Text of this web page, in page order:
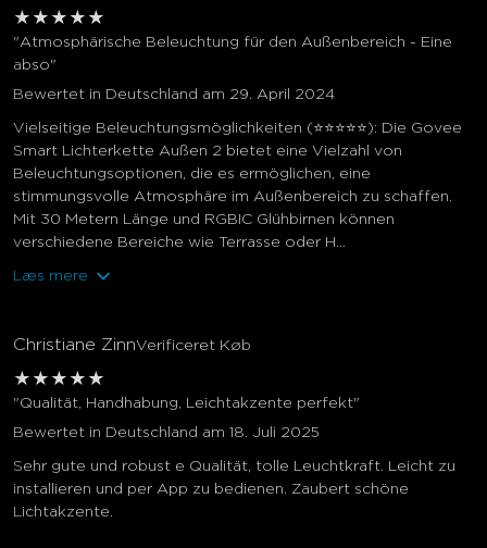
★ ★ ★ ★ ★
"Atmosphärische Beleuchtung für den Außenbereich - Eine
abso"
Bewertet in Deutschland am 29. April 2024
Vielseitige Beleuchtungsmöglichkeiten (⭐⭐⭐⭐⭐): Die Govee
Smart Lichterkette Außen 2 bietet eine Vielzahl von
Beleuchtungsoptionen, die es ermöglichen, eine
stimmungsvolle Atmosphäre im Außenbereich zu schaffen.
Mit 30 Metern Länge und RGBIC Glühbirnen können
verschiedene Bereiche wie Terrasse oder H...
Læs mere
Christiane ZinnVerificeret Køb
★ ★ ★ ★ ★
"Qualität, Handhabung, Leichtakzente perfekt"
Bewertet in Deutschland am 18. Juli 2025
Sehr gute und robust e Qualität, tolle Leuchtkraft. Leicht zu
installieren und per App zu bedienen. Zaubert schöne
Lichtakzente.